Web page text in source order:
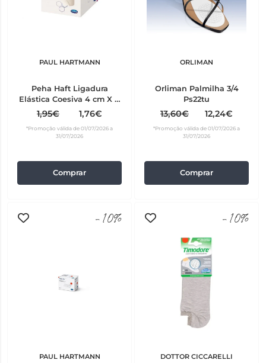
PAUL HARTMANN
Peha Haft Ligadura
Elástica Coesiva 4 cm X 4
1,95€ 1,76€
*Promoção válida de 01/07/2026 a
31/07/2026
Comprar
ORLIMAN
Orliman Palmilha 3/4
Ps22tu
13,60€ 12,24€
*Promoção válida de 01/07/2026 a
31/07/2026
Comprar
-10%
PAUL HARTMANN
-10%
DOTTOR CICCARELLI